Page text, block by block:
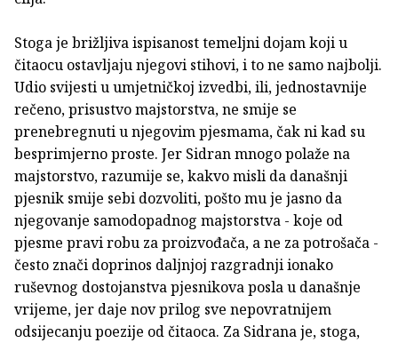
Stoga je brižljiva ispisanost temeljni dojam koji u
čitaocu ostavljaju njegovi stihovi, i to ne samo najbolji.
Udio svijesti u umjetničkoj izvedbi, ili, jednostavnije
rečeno, prisustvo majstorstva, ne smije se
prenebregnuti u njegovim pjesmama, čak ni kad su
besprimjerno proste. Jer Sidran mnogo polaže na
majstorstvo, razumije se, kakvo misli da današnji
pjesnik smije sebi dozvoliti, pošto mu je jasno da
njegovanje samodopadnog majstorstva - koje od
pjesme pravi robu za proizvođača, a ne za potrošača -
često znači doprinos daljnjoj razgradnji ionako
ruševnog dostojanstva pjesnikova posla u današnje
vrijeme, jer daje nov prilog sve nepovratnijem
odsijecanju poezije od čitaoca. Za Sidrana je, stoga,